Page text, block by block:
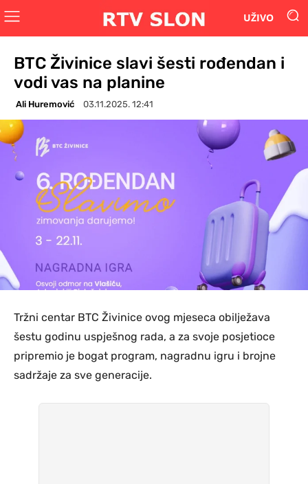
UŽIVO
BTC Živinice slavi šesti rođendan i
vodi vas na planine
Ali Huremović 03.11.2025. 12:41
Tržni centar BTC Živinice ovog mjeseca obilježava
šestu godinu uspješnog rada, a za svoje posjetioce
pripremio je bogat program, nagradnu igru i brojne
sadržaje za sve generacije.